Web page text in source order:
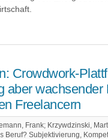
Crowdwork-
aber wachsender
Freelancern
Frank; Krzywdzinski,
Beruf? Subjektivierung,